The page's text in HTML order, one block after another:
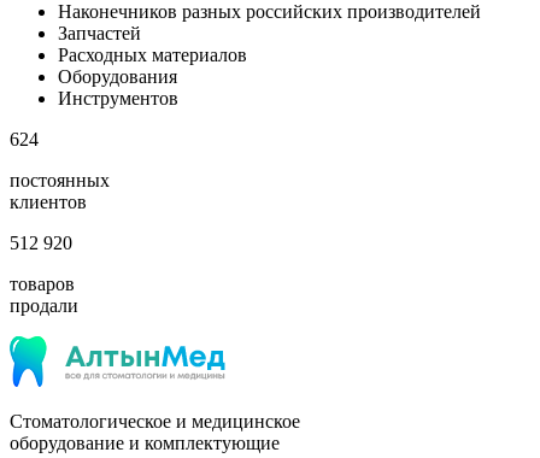
Наконечников разных российских производителей
Запчастей
Расходных материалов
Оборудования
Инструментов
624
постоянных
клиентов
512 920
товаров
продали
Стоматологическое и медицинское
оборудование и комплектующие